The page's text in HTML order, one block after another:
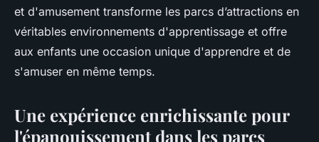
et d'amusement transforme les parcs d’attractions en
véritables environnements d'apprentissage et offre
aux enfants une occasion unique d'apprendre et de
s'amuser en même temps.
Une expérience enrichissante pour
l'épanouissement dans les parcs